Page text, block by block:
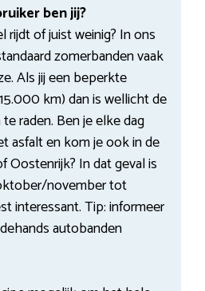
ben jij?
rijdt of juist weinig? In ons
zomerbanden vaak
Als jij een beperkte
km) dan is wellicht de
raden. Ben je elke dag
asfalt en kom je ook in de
Oostenrijk? In dat geval is
november tot
interessant. Tip: informeer
autobanden